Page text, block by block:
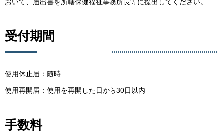
おいて、届出書を所轄保健福祉事務所長等に提出してください。
受付期間
使用休止届：随時
使用再開届：使用を再開した日から30日以内
手数料